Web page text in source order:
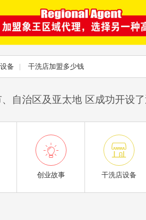
备 | 干洗店加盟多少钱
自治区及亚太地 区成功开设

创业故事

干洗店设备